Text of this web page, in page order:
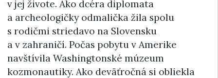
v jej živote. Ako dcéra diplomata
a archeologičky odmalička žila spolu
s rodičmi striedavo na Slovensku
a v zahraničí. Počas pobytu v Amerike
navštívila Washingtonské múzeum
kozmonautiky. Ako deväťročná si obliekla